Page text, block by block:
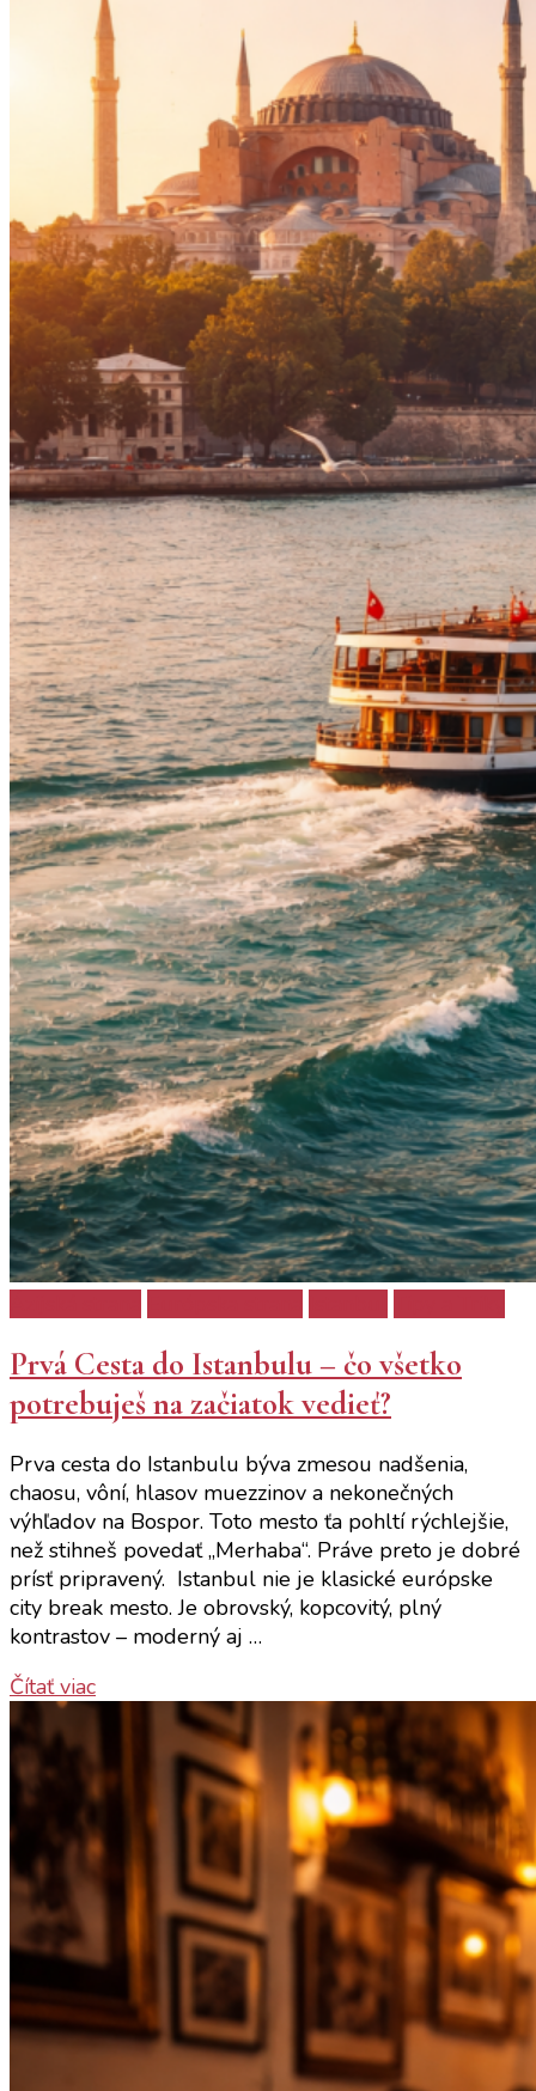
Prvá Cesta do Istanbulu – čo všetko
potrebuješ na začiatok vedieť?
Prva cesta do Istanbulu býva zmesou nadšenia,
chaosu, vôní, hlasov muezzinov a nekonečných
výhľadov na Bospor. Toto mesto ťa pohltí rýchlejšie,
než stihneš povedať „Merhaba“. Práve preto je dobré
prísť pripravený. Istanbul nie je klasické európske
city break mesto. Je obrovský, kopcovitý, plný
kontrastov – moderný aj …
Čítať viac